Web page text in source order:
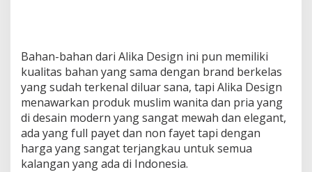
Bahan-bahan dari Alika Design ini pun memiliki
kualitas bahan yang sama dengan brand berkelas
yang sudah terkenal diluar sana, tapi Alika Design
menawarkan produk muslim wanita dan pria yang
di desain modern yang sangat mewah dan elegant,
ada yang full payet dan non fayet tapi dengan
harga yang sangat terjangkau untuk semua
kalangan yang ada di Indonesia.